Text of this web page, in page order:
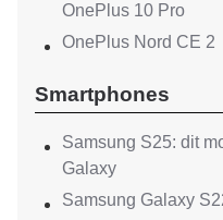
OnePlus 10 Pro
OnePlus Nord CE 2
Smartphones
Samsung S25: dit
Galaxy
Samsung Galaxy